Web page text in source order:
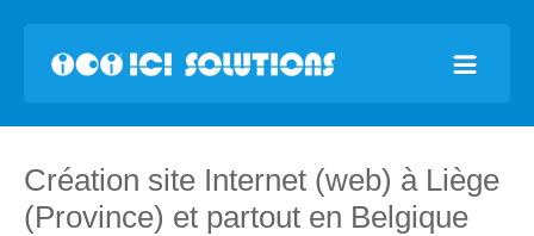
Création site Internet (web) à Liège
(Province) et partout en Belgique